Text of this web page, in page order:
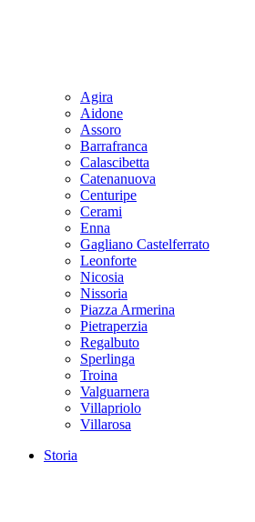
Agira
Aidone
Assoro
Barrafranca
Calascibetta
Catenanuova
Centuripe
Cerami
Enna
Gagliano Castelferrato
Leonforte
Nicosia
Nissoria
Piazza Armerina
Pietraperzia
Regalbuto
Sperlinga
Troina
Valguarnera
Villapriolo
Villarosa
Storia